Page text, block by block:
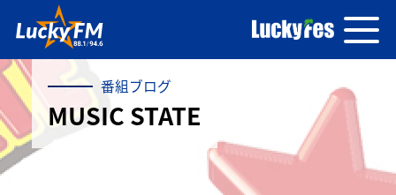
番組ブログ
MUSIC STATE